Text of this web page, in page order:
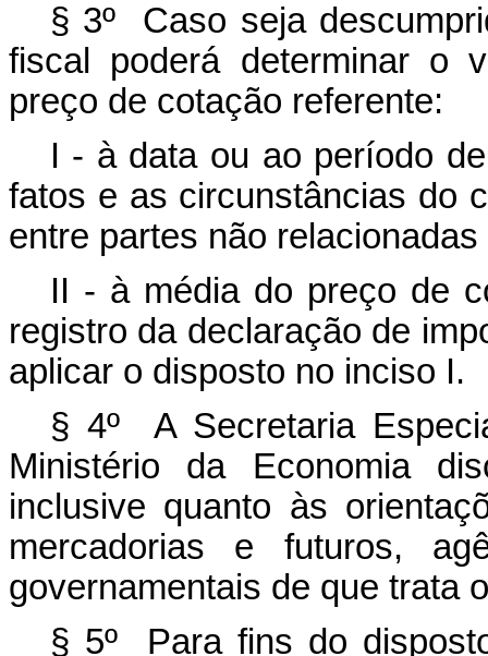
§ 3º Caso seja
fiscal poderá determinar o
preço de cotação referente:
I - à data ou ao período
fatos e as circunstâncias do
entre partes não
II - à média do preço de
registro da declaração de
aplicar o disposto no inciso I.
§ 4º A Secretaria
Ministério da Economia
inclusive quanto às
mercadorias e futuros,
governamentais de que trata
§ 5º Para fins do